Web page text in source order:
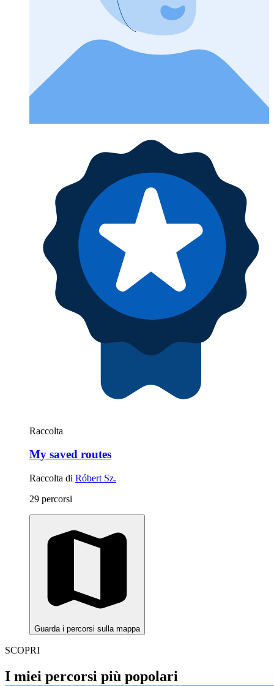
Raccolta
My saved routes
Raccolta di Róbert Sz.
29 percorsi
Guarda i percorsi sulla mappa
SCOPRI
I miei percorsi più popolari